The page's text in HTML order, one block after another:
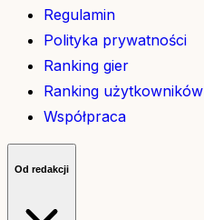
Regulamin
Polityka prywatności
Ranking gier
Ranking użytkowników
Współpraca
Od redakcji